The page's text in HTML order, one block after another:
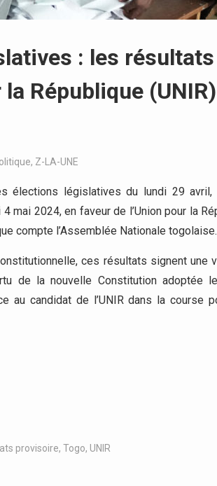
: les
la République
, Z-LA-UNE
élections législatives du lundi 29
mai 2024, en faveur de l’Union pour la
compte l’Assemblée Nationale togolaise.
ces résultats signent
de la nouvelle Constitution adoptée
au candidat de l’UNIR dans la
provisoire, Togo, UNIR